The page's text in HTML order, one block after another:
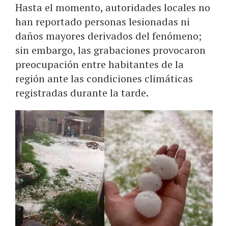
Hasta el momento, autoridades locales no
han reportado personas lesionadas ni
daños mayores derivados del fenómeno;
sin embargo, las grabaciones provocaron
preocupación entre habitantes de la
región ante las condiciones climáticas
registradas durante la tarde.